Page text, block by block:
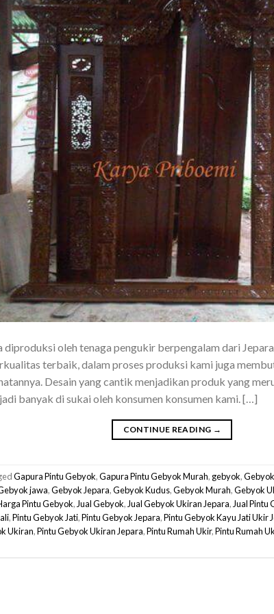
oleh tenaga pengukir berpengalam dari
terbaik, dalam proses produksi kami juga
Desain yang cantik menjadikan produk yang
banyak di sukai oleh konsumen konsumen kami. […]
CONTINUE READING →
Gapura Pintu Gebyok,Gapura Pintu Gebyok Murah, gebyok,
jawa,Gebyok Jepara,Gebyok Kudus,Gebyok Murah,Gebyok
Pintu Gebyok,Jual Gebyok,Jual Gebyok Ukiran Jepara,Jual Pintu
,Pintu Gebyok Jati,Pintu Gebyok Jepara,Pintu Gebyok Kayu Jati Ukir
Ukiran,Pintu Gebyok Ukiran Jepara,Pintu Rumah Ukir,Pintu Rumah